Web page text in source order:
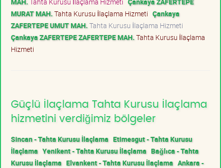
MURAT MAH. Tahta Kurusu İlaçlama Hizmeti Çankaya
ZAFERTEPE UMUT MAH. Tahta Kurusu İlaçlama Hizmeti
Çankaya ZAFERTEPE ZAFERTEPE MAH. Tahta Kurusu İlaçlama
Hizmeti
Güçlü İlaçlama Tahta Kurusu İlaçlama
hizmetini verdiğimiz bölgeler
Sincan - Tahta Kurusu İlaçlama Etimesgut - Tahta Kurusu
İlaçlama Yenikent - Tahta Kurusu İlaçlama Bağlıca - Tahta
Kurusu İlaçlama Elvankent - Tahta Kurusu İlaçlama Ankara -